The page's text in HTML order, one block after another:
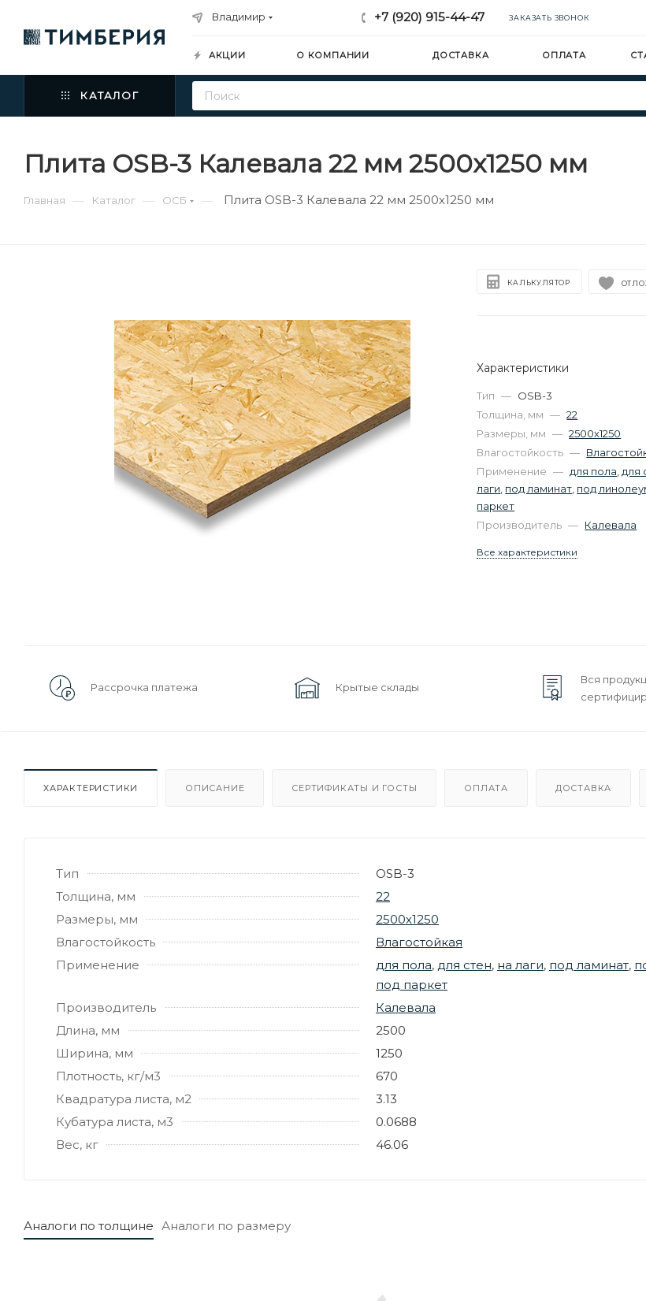
Владимир +7 (920) 915-44-47 ЗАКАЗАТЬ ЗВОНОК
АКЦИИ О КОМПАНИИ ДОСТАВКА ОПЛАТА
КАТАЛОГ
Плита OSB-3 Калевала 22 мм 2500х1250 мм
Главная — Каталог — ОСБ — Плита OSB-3 Калевала 22 мм 2500х1250 мм
КАЛЬКУЛЯТОР
Характеристики
Тип — OSB-3
Толщина, мм — 22
Размеры, мм — 2500х1250
Влагостойкость —
Применение — для пола для
лаги под ламинат под
паркет
Производитель — Калевала
Все характеристики
Рассрочка платежа Крытые склады
Вся
ХАРАКТЕРИСТИКИ ОПИСАНИЕ СЕРТИФИКАТЫ И ГОСТЫ ОПЛАТА ДОСТАВКА
Тип
OSB-3
Толщина, мм
22
Размеры, мм
2500х1250
Влагостойкость
Влагостойкая
Применение
для пола, для стен, на лаги, под ламинат,
под паркет
Производитель
Калевала
Длина, мм
2500
Ширина, мм
1250
Плотность, кг/м3
670
Квадратура листа, м2
3.13
Кубатура листа, м3
0.0688
Вес, кг
46.06
Аналоги по толщине Аналоги по размеру